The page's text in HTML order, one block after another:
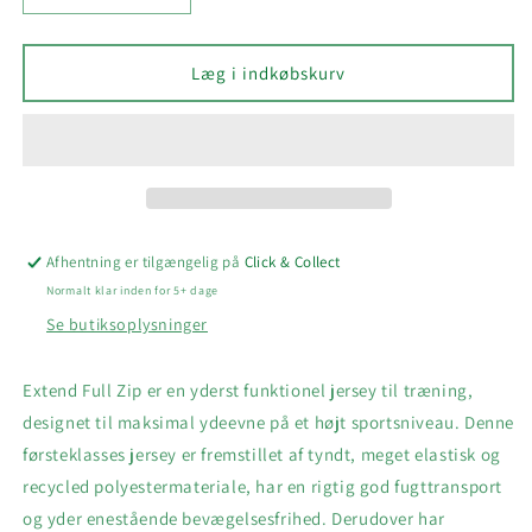
antallet
for
EXTENDED
antallet
for
CRAFT
EXTENDED
Læg i indkøbskurv
Afhentning er tilgængelig på Click & Collect
Normalt klar inden for 5+ dage
Se butiksoplysninger
Extend Full Zip er en yderst funktionel jersey til træning,
designet til maksimal ydeevne på et højt sportsniveau. Denne
førsteklasses jersey er fremstillet af tyndt, meget elastisk og
recycled polyestermateriale, har en rigtig god fugttransport
og yder enestående bevægelsesfrihed. Derudover har